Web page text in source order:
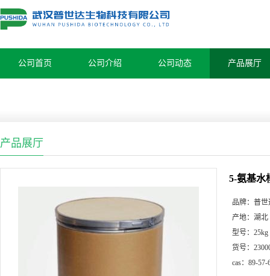
公司首页 公司介绍 公司动态 产品展厅
产品展厅
5-氨基水
品牌： 普世
产地： 湖北
型号： 25kg
货号：
cas： 89-57-